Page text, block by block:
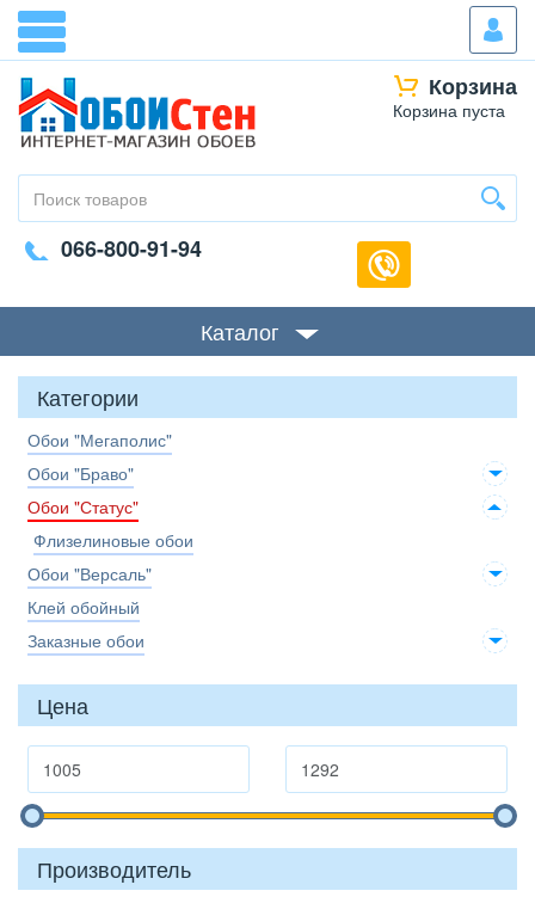
Корзина
Корзина пуста
066-800-91-94
Каталог
Категории
Обои "Мегаполис"
Обои "Браво"
Обои "Статус"
Флизелиновые обои
Обои "Версаль"
Клей обойный
Заказные обои
Цена
Производитель